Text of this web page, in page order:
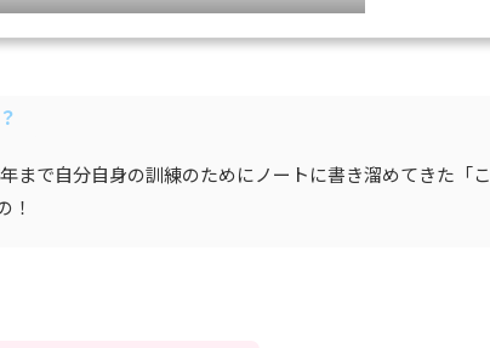
まで自分自身の訓練のためにノートに書き溜めてきた「こ
！